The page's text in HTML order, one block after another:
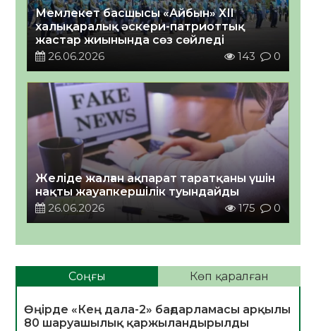
Мемлекет басшысы «Айбын» ХІI
халықаралық әскери-патриоттық
жастар жиынында сөз сөйледі
26.06.2026
143 0
Желіде жалған ақпарат таратқаны үшін
нақты жауапкершілік туындайды
26.06.2026
175 0
Соңғы Көп қаралған
Өңірде «Кең дала-2» бағдарламасы арқылы
80 шаруашылық қаржыландырылды